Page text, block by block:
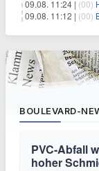
09.08. 11:24 | (00)
09.08. 11:12 | (00)
BOULEVARD-
PVC-Abfall
hoher